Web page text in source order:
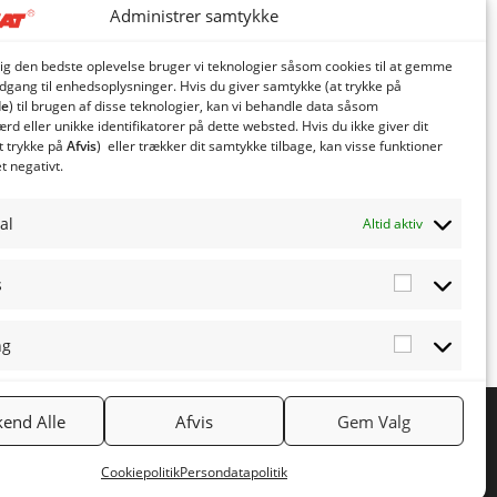
Administrer samtykke
den bedste oplevelse bruger vi teknologier såsom cookies til at gemme
til enhedsoplysninger. Hvis du giver samtykke (at trykke på
) til brugen af ​​disse teknologier, kan vi behandle data såsom
eller unikke identifikatorer på dette websted. Hvis du ikke giver dit
trykke på Afvis) eller trækker dit samtykke tilbage, kan visse funktioner
negativt.
Altid aktiv
Statistics
Marketing
Alle Afvis Gem Valg
CookiepolitikPersondatapolitik
NYHEDSBREV
Tilmeld nyhedsbrev